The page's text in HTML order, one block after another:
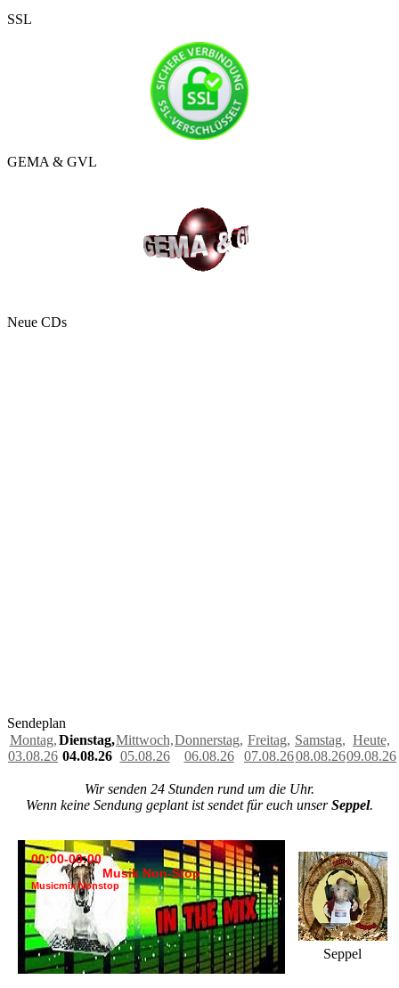
SSL
GEMA & GVL
Neue CDs
Sendeplan
Montag,
03.08.26
Dienstag,
04.08.26
Mittwoch,
05.08.26
Donnerstag,
06.08.26
Freitag,
07.08.26
Samstag,
08.08.26
Heute,
09.08.26
Wir senden 24 Stunden rund um die Uhr.
Wenn keine Sendung geplant ist sendet für euch unserSeppel.
00:00-00:00
Musik Non-Stop
Musicmix Nonstop
Seppel